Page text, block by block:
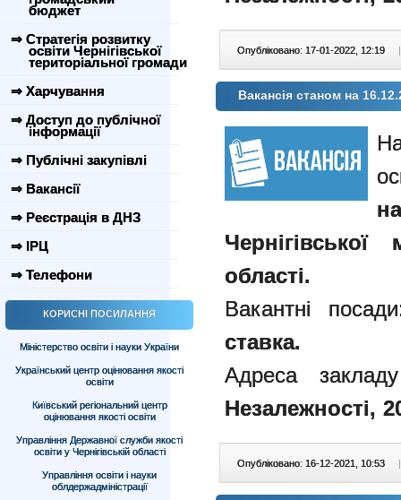
бюджет
⇒ Стратегія розвитку
освіти Чернігівської
територіальної громади
⇒ Харчування
⇒ Доступ до публічної
інформації
⇒ Публічні закупівлі
⇒ Вакансії
⇒ Реєстрація в ДНЗ
⇒ ІРЦ
⇒ Телефони
КОРИСНІ ПОСИЛАННЯ
Міністерство освіти і науки України
Український центр оцінювання якості
освіти
Київський регіональний центр
оцінювання якості освіти
Управління Державної служби якості
освіти у Чернігівській області
Управління освіти і науки
облдержадміністрації
Опубліковано: 17-01-2022, 12:19 |
Вакансія станом на
Чернігівської
області.
Вакантні
ставка.
Адреса
Незалежності,
Опубліковано: 16-12-2021, 10:53 |